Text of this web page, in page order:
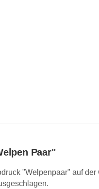
Paar"
"Welpenpaar" auf